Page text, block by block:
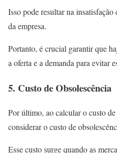
Isso pode resultar na
da empresa.
Portanto, é crucial garantir que
a oferta e a demanda para evitar
5. Custo de Obsolescência
Por último, ao calcular o custo
considerar o custo de
Esse custo surge quando as